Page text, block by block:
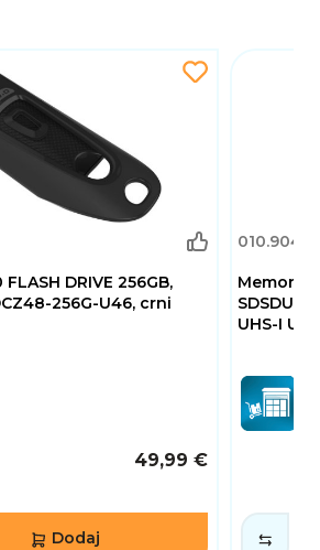
SSD od 2 TB nudi brzine do
dizajn i široku
čineći ga idealnim rješenjem za
koji traže praktičnost i
DRIVE 256GB,
256G-U46, crni
49,99 €
Dodaj
UHS-I U3